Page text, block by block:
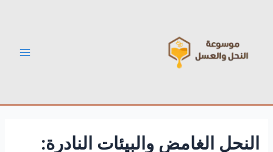
النحل الغامض والبيئات النادرة: